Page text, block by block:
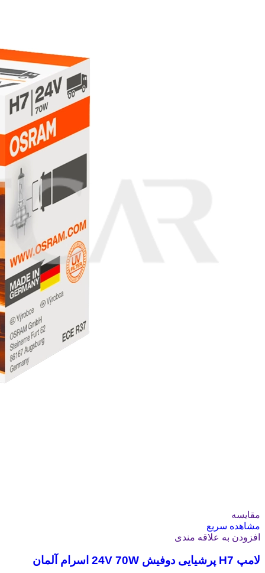
مقایسه
مشاهده سریع
افزودن به علاقه مندی
لامپ H7 پرشیایی دوفیش 24V 70W اسرام آلمان